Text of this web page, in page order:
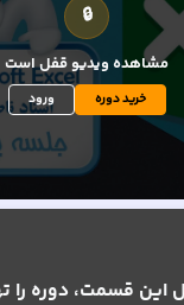
🔒
مشاهده ویدیوقفل است
خرید دوره ورود
این قسمت، دوره را